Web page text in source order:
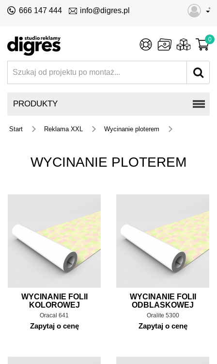
•
666 147 444 info@digres.pl
0
PRODUKTY
Start Reklama XXL Wycinanie ploterem
WYCINANIE PLOTEREM
WYCINANIE FOLII
KOLOROWEJ
Oracal 641
Zapytaj o cenę
WYCINANIE FOLII
ODBLASKOWEJ
Oralite 5300
Zapytaj o cenę